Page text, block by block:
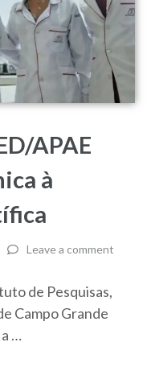
APAE
à
Leave a comment
de Pesquisas,
Campo Grande
…